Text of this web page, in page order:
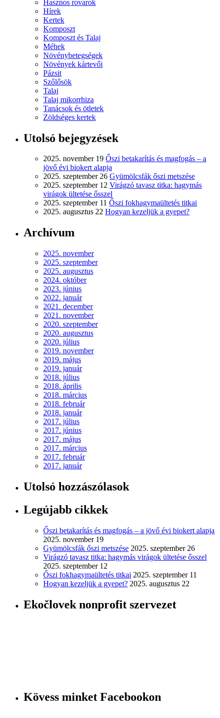
Hasznos rovarok
Hírek
Kertek
Komposzt
Komposzt és Talaj
Méhek
Növénybetegségek
Növények kártevői
Pázsit
Szőlősök
Talaj
Talaj mikorrhiza
Tanácsok és ötletek
Zöldséges kertek
Utolsó bejegyzések
2025. november 19 Őszi betakarítás és magfogás – a
jövő évi biokert alapja
2025. szeptember 26 Gyümölcsfák őszi metszése
2025. szeptember 12 Virágzó tavasz titka: hagymás
virágok ültetése ősszel
2025. szeptember 11 Őszi fokhagymaültetés titkai
2025. augusztus 22 Hogyan kezeljük a gyepet?
Archívum
2025. november
2025. szeptember
2025. augusztus
2024. október
2023. június
2022. január
2021. december
2021. november
2020. szeptember
2020. augusztus
2020. július
2019. november
2019. május
2019. január
2018. július
2018. április
2018. március
2018. február
2018. január
2017. július
2017. június
2017. május
2017. március
2017. február
2017. január
Utolsó hozzászólasok
Legújabb cikkek
Őszi betakarítás és magfogás – a jövő évi biokert alapja
2025. november 19
Gyümölcsfák őszi metszése 2025. szeptember 26
Virágzó tavasz titka: hagymás virágok ültetése ősszel
2025. szeptember 12
Őszi fokhagymaültetés titkai 2025. szeptember 11
Hogyan kezeljük a gyepet? 2025. augusztus 22
Ekočlovek nonprofit szervezet
Kövess minket Facebookon